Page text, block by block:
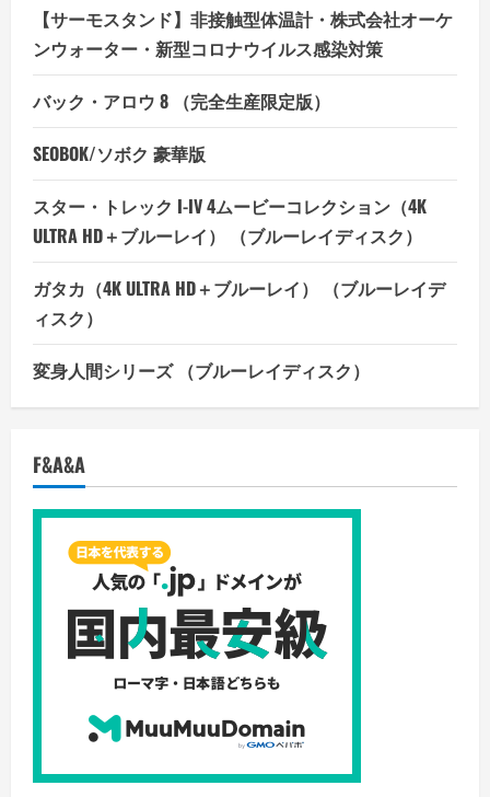
【サーモスタンド】非接触型体温計・株式会社オーケ
ンウォーター・新型コロナウイルス感染対策
バック・アロウ 8 （完全生産限定版）
SEOBOK/ソボク 豪華版
スター・トレック I-IV 4ムービーコレクション（4K
ULTRA HD＋ブルーレイ） （ブルーレイディスク）
ガタカ（4K ULTRA HD＋ブルーレイ） （ブルーレイデ
ィスク）
変身人間シリーズ （ブルーレイディスク）
F&A&A